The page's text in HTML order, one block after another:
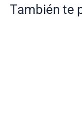
También te